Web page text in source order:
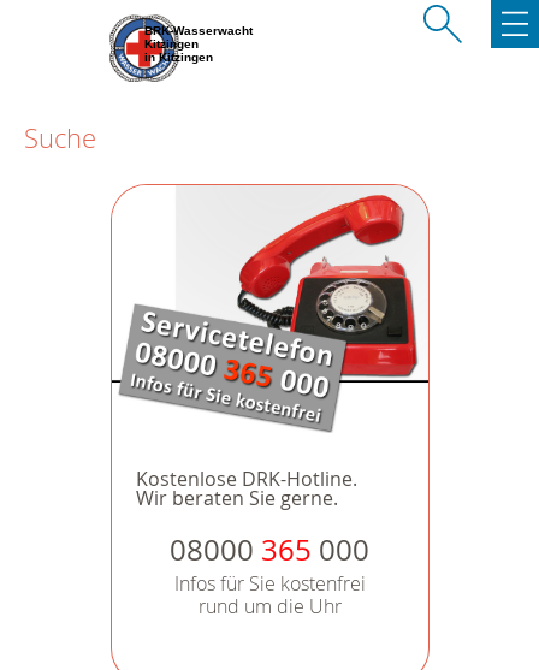
BRK-Wasserwacht
Kitzingen
in Kitzingen
Suche
Kostenlose DRK-Hotline.
Wir beraten Sie gerne.
08000 365 000
Infos für Sie kostenfrei
rund um die Uhr